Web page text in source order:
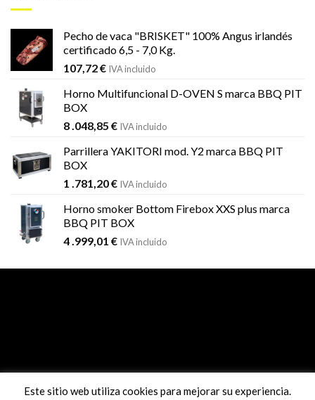
Pecho de vaca "BRISKET" 100% Angus irlandés
certificado 6,5 - 7,0 Kg.
107,72€ IVA incluido
Horno Multifuncional D-OVEN S marca BBQ PIT
BOX
8 .048,85 € IVA incluido
Parrillera YAKITORI mod. Y2 marca BBQ PIT
BOX
1 .781,20€ IVA incluido
Horno smoker Bottom Firebox XXS plus marca
BBQ PIT BOX
4 .999,01 € IVA incluido
Pago seguro con sistema REDSYS
Este sitio web utiliza cookies para mejorar su experiencia.